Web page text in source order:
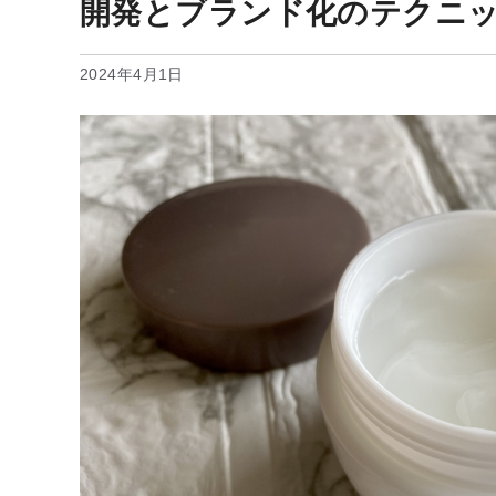
開発とブランド化のテクニ
2024年4月1日